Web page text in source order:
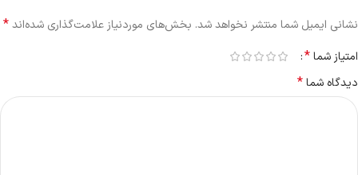
نشانی ایمیل شما منتشر نخواهد شد. بخش‌های موردنیاز علامت‌گذاری شده‌اند*
امتیاز شما*
دیدگاه شما*